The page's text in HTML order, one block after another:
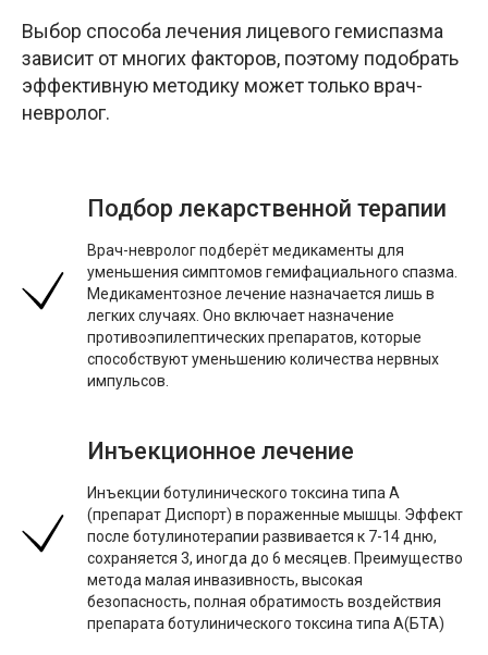
Выбор способа лечения лицевого гемиспазма
зависит от многих факторов, поэтому подобрать
эффективную методику может только врач-
невролог.
Подбор лекарственной терапии
Врач-невролог подберёт медикаменты для
уменьшения симптомов гемифациального спазма.
Медикаментозное лечение назначается лишь в
легких случаях. Оно включает назначение
противоэпилептических препаратов, которые
способствуют уменьшению количества нервных
импульсов.
Инъекционное лечение
Инъекции ботулинического токсина типа А
(препарат Диспорт) в пораженные мышцы. Эффект
после ботулинотерапии развивается к 7-14 дню,
сохраняется 3, иногда до 6 месяцев. Преимущество
метода малая инвазивность, высокая
безопасность, полная обратимость воздействия
препарата ботулинического токсина типа А(БТА)
Время работы:ежедневно с 8.00 до 21.00
Вход со стороны многоуровневого паркинга.
На прилегающей территории имеются парковочные
ООО «Медицинский центр «Аксамит»
г. Минск, ул. Стадионная, 5
192702677
Наши контакты: +375 (29) 156 44 24